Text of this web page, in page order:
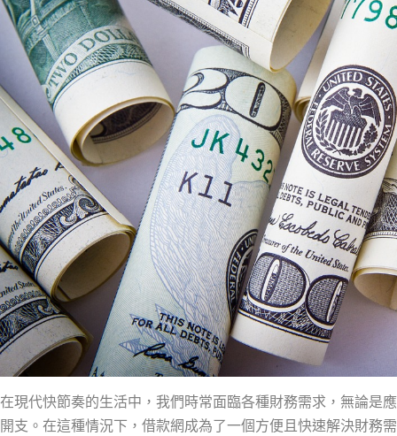
在現代快節奏的生活中，我們時常面臨各種財務需求，無論是
開支。在這種情況下，借款網成為了一個方便且快速解決財務